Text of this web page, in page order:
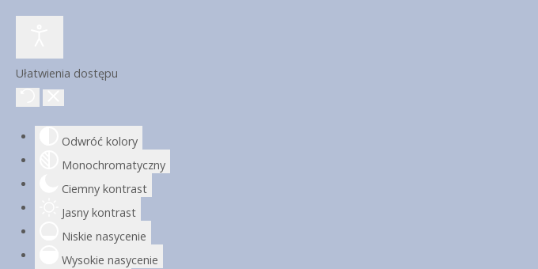
Ułatwienia dostępu
Odwróć kolory
Monochromatyczny
Ciemny kontrast
Jasny kontrast
Niskie nasycenie
Wysokie nasycenie